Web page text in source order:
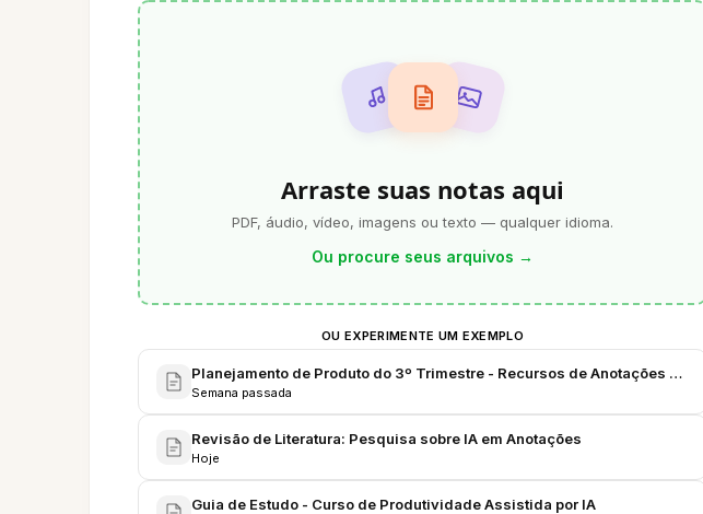
Arraste suas notas aqui
PDF, áudio, vídeo, imagens ou texto — qualquer idioma.
Ou procure seus arquivos →
OU EXPERIMENTE UM EXEMPLO
Planejamento de Produto do 3º Trimestre - Recursos de Anotações com
Semana passada
Revisão de Literatura: Pesquisa sobre IA em Anotações
Hoje
Guia de Estudo - Curso de Produtividade Assistida por IA